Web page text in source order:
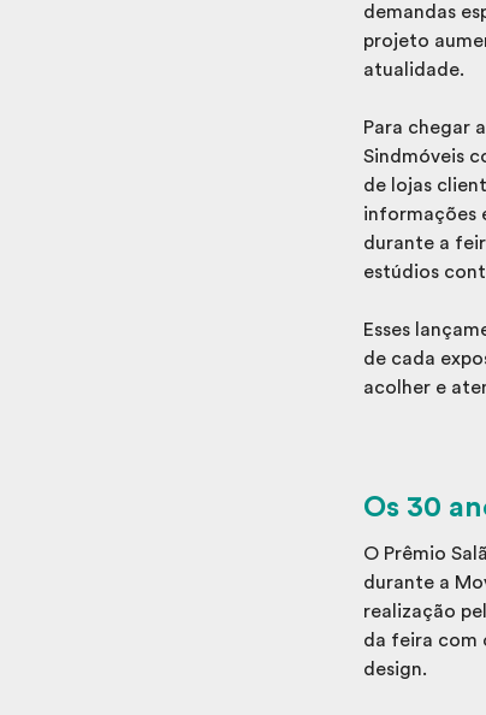
demandas
projeto
atualidade.
Para chegar
Sindmóveis
de lojas
informações
durante a
estúdios
Esses
de cada
acolher e
Os 30
O Prêmio
durante a
realização
da feira com
design.